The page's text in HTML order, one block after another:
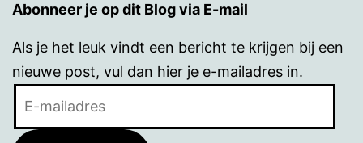
Abonneer je op dit Blog via E-mail
Als je het leuk vindt een bericht te krijgen bij een
nieuwe post, vul dan hier je e-mailadres in.